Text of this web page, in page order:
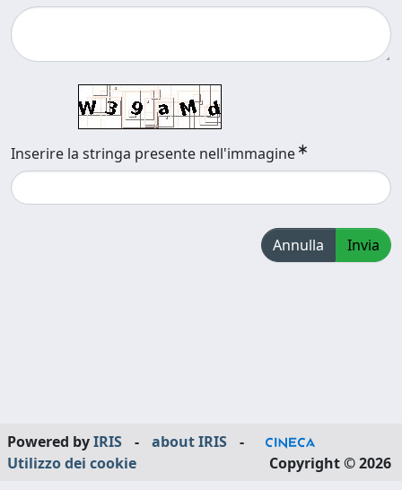
Inserire la stringa presente nell'immagine
Annulla Invia
Powered byIRIS - about IRIS
-
Utilizzo dei cookie
Copyright © 2026